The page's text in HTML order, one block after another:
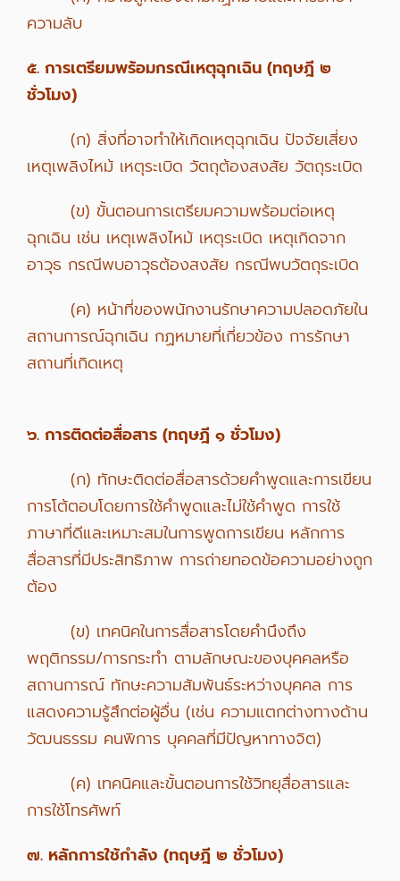
ความลับ
๕. การเตรียมพร้อมกรณีเหตุฉุกเฉิน (ทฤษฎี ๒
ชั่วโมง)
(ก) สิ่งที่อาจทำให้เกิดเหตุฉุกเฉิน ปัจจัยเสี่ยง
เหตุเพลิงไหม้ เหตุระเบิด วัตถุต้องสงสัย วัตถุระเบิด
(ข) ขั้นตอนการเตรียมความพร้อมต่อเหตุ
ฉุกเฉิน เช่น เหตุเพลิงไหม้ เหตุระเบิด เหตุเกิดจาก
อาวุธ กรณีพบอาวุธต้องสงสัย กรณีพบวัตถุระเบิด
(ค) หน้าที่ของพนักงานรักษาความปลอดภัยใน
สถานการณ์ฉุกเฉิน กฏหมายที่เกี่ยวข้อง การรักษา
สถานที่เกิดเหตุ
๖. การติดต่อสื่อสาร (ทฤษฎี ๑ ชั่วโมง)
(ก) ทักษะติดต่อสื่อสารด้วยคำพูดและการเขียน
การโต้ตอบโดยการใช้คำพูดและไม่ใช้คำพูด การใช้
ภาษาที่ดีและเหมาะสมในการพูดการเขียน หลักการ
สื่อสารที่มีประสิทธิภาพ การถ่ายทอดข้อความอย่างถูก
ต้อง
(ข) เทคนิคในการสื่อสารโดยคำนึงถึง
พฤติกรรม/การกระทำ ตามลักษณะของบุคคลหรือ
สถานการณ์ ทักษะความสัมพันธ์ระหว่างบุคคล การ
แสดงความรู้สึกต่อผู้อื่น (เช่น ความแตกต่างทางด้าน
วัฒนธรรม คนพิการ บุคคลที่มีปัญหาทางจิต)
(ค) เทคนิคและขั้นตอนการใช้วิทยุสื่อสารและ
การใช้โทรศัพท์
๗. หลักการใช้กำลัง (ทฤษฎี ๒ ชั่วโมง)